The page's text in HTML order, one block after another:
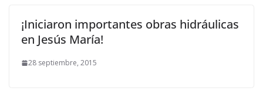
¡Iniciaron importantes obras hidráulicas
en Jesús María!
28 septiembre, 2015